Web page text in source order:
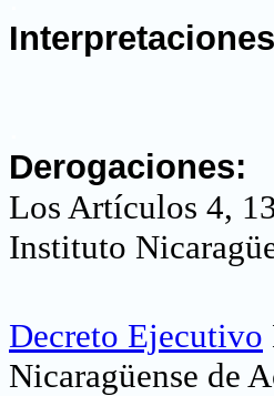
Derogaciones:
Los Artículos 4,
Instituto
Decreto Ejecutivo
Nicaragüense de